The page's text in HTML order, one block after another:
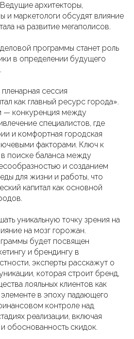
архитекторы,
и маркетологи обсудят влияние
на развитие мегаполисов.
программы станет роль
в определении будущего
сессия
как главный ресурс города».
— конкуренция между
специалистов, где
и комфортная городская
факторами. Ключ к
в поиске баланса между
и созданием
для жизни и работы, что
капитал как основной
уникальную точку зрения на
на мозг горожан.
будет посвящен
и брендингу в
эксперты расскажут о
которая строит бренд,
лояльных клиентов как
в эпоху падающего
контроле над
реализации, включая
обоснованность скидок.